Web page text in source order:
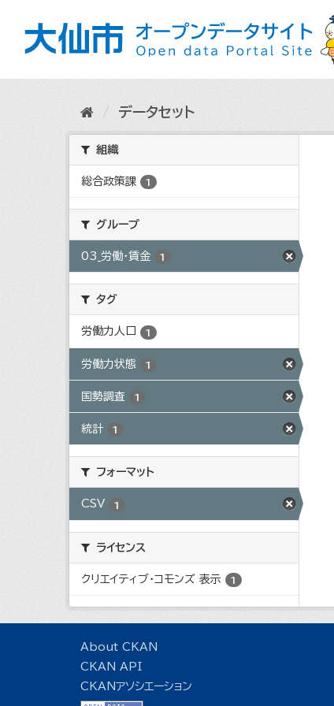
データセット
組織
総合政策課 1
グループ
03_労働・賃金 1
タグ
労働力人口 1
労働力状態 1
国勢調査 1
統計 1
フォーマット
CSV 1
ライセンス
クリエイティブ・コモンズ 表示 1
About CKAN
CKAN API
CKANアソシエーション